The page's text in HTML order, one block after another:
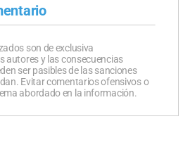
son de exclusiva
autores y las consecuencias
ser pasibles de las sanciones
Evitar comentarios ofensivos o
abordado en la información.